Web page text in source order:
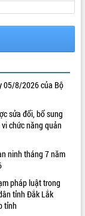
05/8/2026 của Bộ
sửa đổi, bổ sung
chức năng quản
ninh tháng 7 năm
pháp luật trong
tỉnh Đắk Lắk
tỉnh